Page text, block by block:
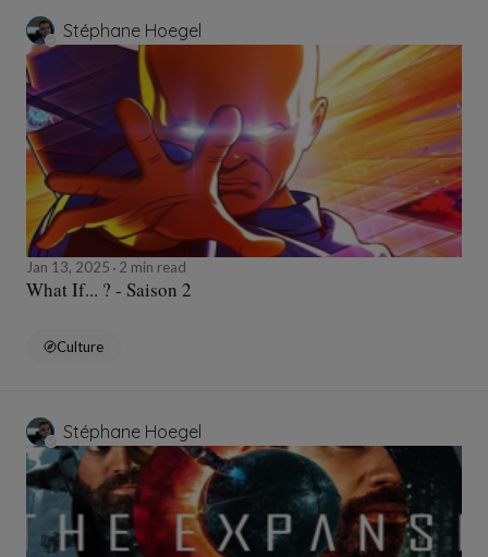
Stéphane Hoegel
Jan 13, 2025 2 min read
What If... ? - Saison 2
Culture
Stéphane Hoegel